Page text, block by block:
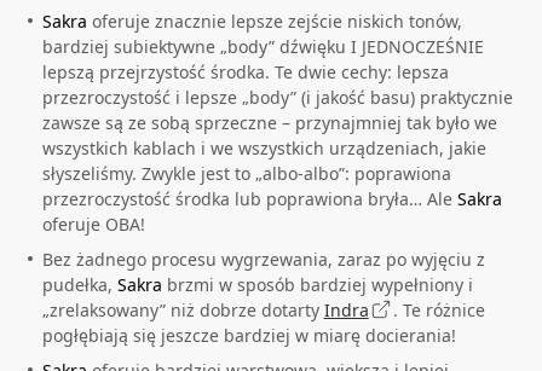
Sakra oferuje znacznie lepsze zejście niskich tonów,
bardziej subiektywne „body” dźwięku I JEDNOCZEŚNIE
lepszą przejrzystość środka. Te dwie cechy: lepsza
przezroczystość i lepsze „body” (i jakość basu) praktycznie
zawsze są ze sobą sprzeczne – przynajmniej tak było we
wszystkich kablach i we wszystkich urządzeniach, jakie
słyszeliśmy. Zwykle jest to „albo-albo”: poprawiona
przezroczystość środka lub poprawiona bryła… Ale Sakra
oferuje OBA!
Bez żadnego procesu wygrzewania, zaraz po wyjęciu z
pudełka, Sakra brzmi w sposób bardziej wypełniony i
„zrelaksowany” niż dobrze dotarty Indra
. Te różnice
pogłębiają się jeszcze bardziej w miarę docierania!